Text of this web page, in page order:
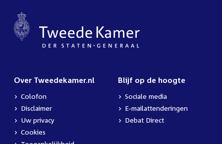
Over Tweedekamer.nl
Colofon
Disclaimer
Uw privacy
Cookies
Blijf op de hoogte
Sociale media
E-mailattenderingen
Debat Direct